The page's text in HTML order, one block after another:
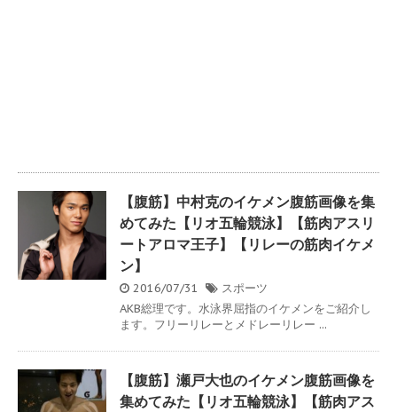
【腹筋】中村克のイケメン腹筋画像を集
めてみた【リオ五輪競泳】【筋肉アスリ
ートアロマ王子】【リレーの筋肉イケメ
ン】
2016/07/31
スポーツ
AKB総理です。水泳界屈指のイケメンをご紹介し
ます。フリーリレーとメドレーリレー ...
【腹筋】瀬戸大也のイケメン腹筋画像を
集めてみた【リオ五輪競泳】【筋肉アス